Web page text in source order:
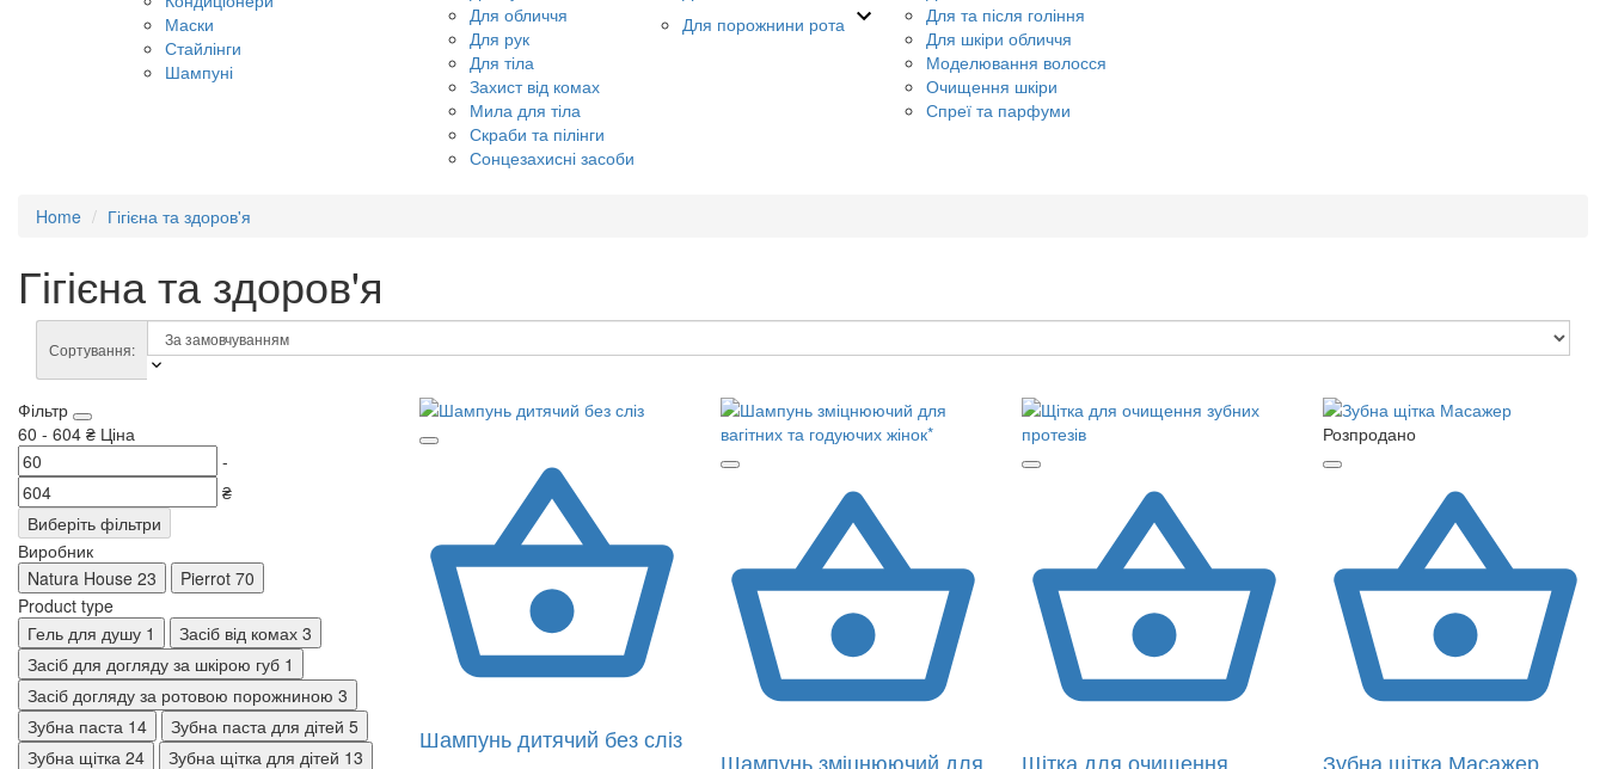
Маски
Стайлінги
Шампуні
Для обличчя
Для рук
Для тіла
Захист від комах
Мила для тіла
Скраби та пілінги
Сонцезахисні засоби
Для порожнини рота
Для та після гоління
Для шкіри обличчя
Моделювання волосся
Очищення шкіри
Спреї та парфуми
Home Гігієна та здоров'я
Гігієна та здоров'я
Сортування:
Фільтр
60 - 604 ₴ Ціна
-
₴
Виберіть фільтри
Виробник
Natura House 23 Pierrot 70
Product type
Гель для душу 1 Засіб від комах 3
Засіб для догляду за шкірою губ 1
Засіб догляду за ротовою порожниною 3
Зубна паста 14 Зубна паста для дітей 5
Зубна щітка 24 Зубна щітка для дітей 13
Шампунь дитячий без сліз
Шампунь зміцнюючий для Щітка для очищення
Розпродано
Зубна щітка Масажер